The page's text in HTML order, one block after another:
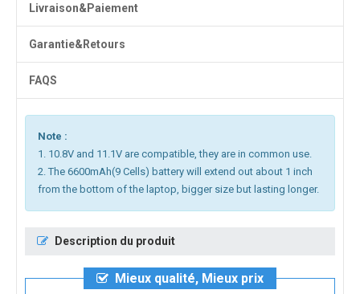
Livraison&Paiement
Garantie&Retours
FAQS
Note :
1. 10.8V and 11.1V are compatible, they are in common use.
2. The 6600mAh(9 Cells) battery will extend out about 1 inch
from the bottom of the laptop, bigger size but lasting longer.
Description du produit
Mieux qualité, Mieux prix